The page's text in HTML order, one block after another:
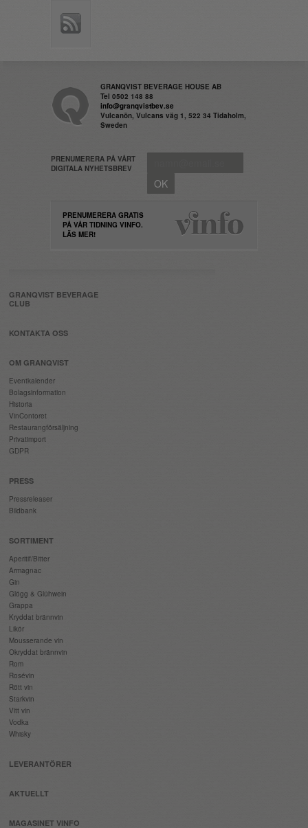
GRANQVIST BEVERAGE HOUSE AB
Tel 0502 148 88
info@granqvistbev.se
Vulcanön, Vulcans väg 1, 522 34 Tidaholm,
Sweden
PRENUMERERA PÅ VÅRT
DIGITALA NYHETSBREV
PRENUMERERA GRATIS
PÅ VÅR TIDNING VINFO.
LÄS MER!
GRANQVIST BEVERAGE
CLUB
KONTAKTA OSS
OM GRANQVIST
Eventkalender
Bolagsinformation
Historia
VinContoret
Restaurangförsäljning
Privatimport
GDPR
PRESS
Pressreleaser
Bildbank
SORTIMENT
Aperitif/Bitter
Armagnac
Gin
Glögg & Glühwein
Grappa
Kryddat brännvin
Likör
Mousserande vin
Okryddat brännvin
Rom
Rosévin
Rött vin
Starkvin
Vitt vin
Vodka
Whisky
LEVERANTÖRER
AKTUELLT
MAGASINET VINFO